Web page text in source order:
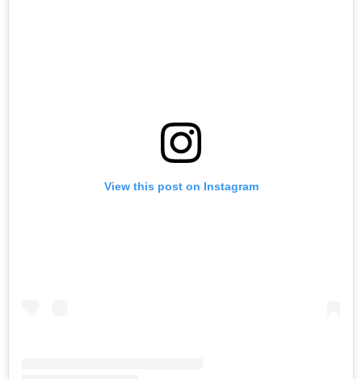
View this post on Instagram